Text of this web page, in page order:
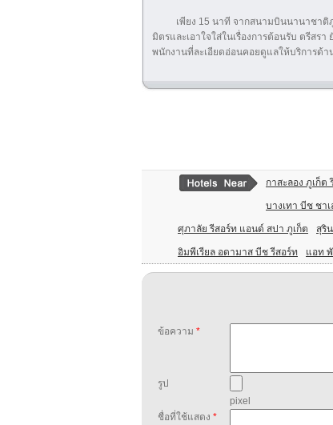
เพียง 15 นาที จากสนามบินนานาชาติ
มิตรและเอาใจใส่ในเรื่องการต้อนรับ ตรีส
พนักงานที่ละเอียดอ่อนคอยดูแลให้บริการด้
กาสะลอง ภูเก็ต
บางเทา บีช ชาเ
ศุภาลัย รีสอร์ท แอนด์ สปา ภูเก็ต สุริ
อิมพีเรียล อดามาส บีช รีสอร์ท แอท
ข้อความ *
รูป
pixel
ชื่อที่ใช้แสดง *